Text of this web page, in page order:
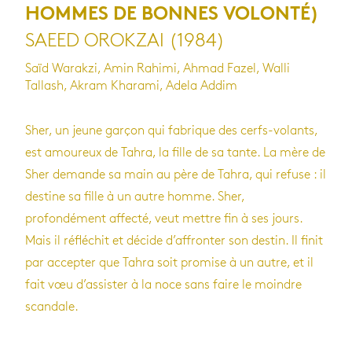
HOMMES DE BONNES VOLONTÉ)
SAEED OROKZAI (1984)
Saïd Warakzi, Amin Rahimi, Ahmad Fazel, Walli
Tallash, Akram Kharami, Adela Addim
Sher, un jeune garçon qui fabrique des cerfs-volants,
est amoureux de Tahra, la fille de sa tante. La mère de
Sher demande sa main au père de Tahra, qui refuse : il
destine sa fille à un autre homme. Sher,
profondément affecté, veut mettre fin à ses jours.
Mais il réfléchit et décide d’affronter son destin. Il finit
par accepter que Tahra soit promise à un autre, et il
fait vœu d’assister à la noce sans faire le moindre
scandale.